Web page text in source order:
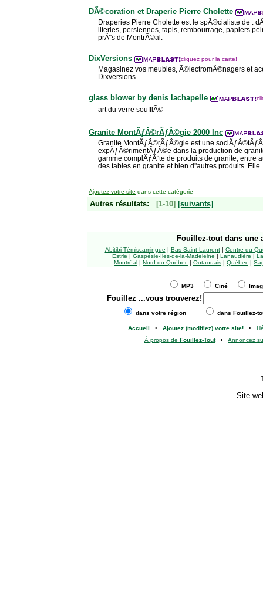
DÃ©coration et Draperie Pierre Cholette
Draperies Pierre Cholette est le spÃ©cialiste de :
literies, persiennes, tapis, rembourrage, papiers
prÃ¨s de MontrÃ©al.
DixVersions cliquez pour la carte!
Magasinez vos meubles, Ã©lectromÃ©nagers et
Dixversions.
glass blower by denis lachapelle
art du verre soufflÃ©
Granite MontÃƒÂ©rÃƒÂ©gie 2000 Inc
Granite MontÃƒÂ©rÃƒÂ©gie est une
expÃƒÂ©rimentÃƒÂ©e dans la production de
gamme complÃƒÂ¨te de produits de granite, entre
des tables en granite et bien d''autres produits. Elle
Ajoutez votre site dans cette catégorie
Autres résultats: [1-10] [suivants]
Fouillez-tout dans une
Abitibi-Témiscamingue | Bas Saint-Laurent| Centre-du-
Estrie | Gaspésie-Îles-de-la-Madeleine | Lanaudière |
Montréal | Nord-du-Québec | Outaouais | Québec |
MP3 Ciné
Fouillez ...vous trouverez!
dans votre région dans Fouillez-
Accueil • Ajoutez (modifiez) votre site!•
À propos de Fouillez-Tout• Annoncez
Site